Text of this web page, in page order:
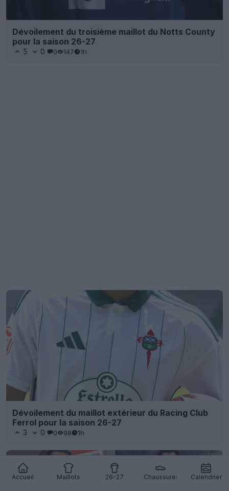
Accueil Maillots 26-27 Chaussures Calendrier
Dévoilement du troisième maillot du Notts County
pour la saison 26-27
5 0 0 147 1h
Dévoilement du maillot extérieur du Racing Club
Ferrol pour la saison 26-27
3 0 0 98 1h